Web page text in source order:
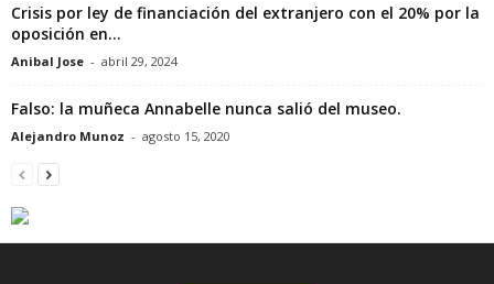
Crisis por ley de financiación del extranjero con el 20% por la
oposición en...
Anibal Jose - abril 29, 2024
Falso: la muñeca Annabelle nunca salió del museo.
Alejandro Munoz - agosto 15, 2020